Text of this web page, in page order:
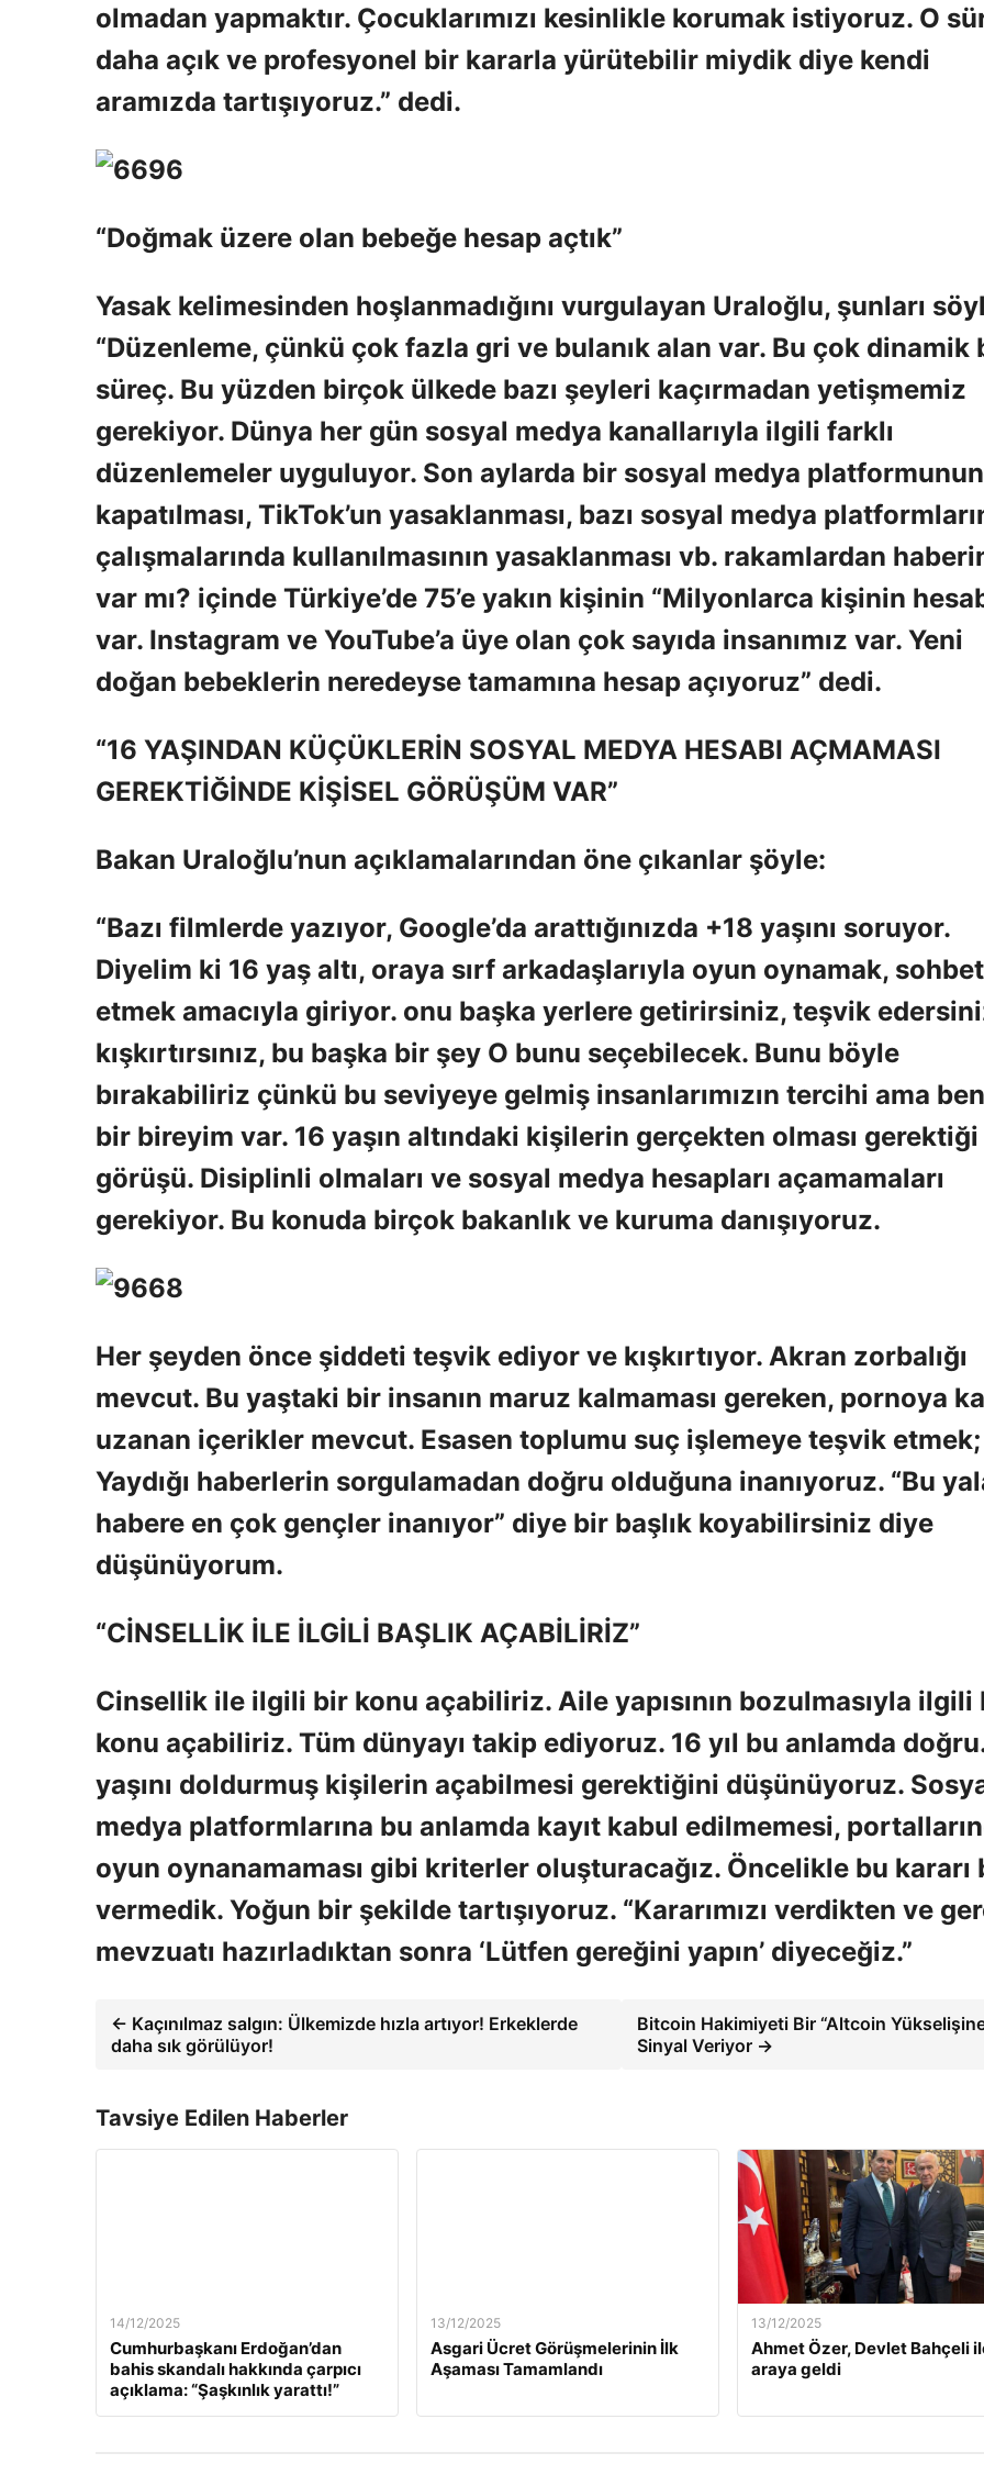
olmadan yapmaktır. Çocuklarımızı kesinlikle korumak istiyoruz. O
daha açık ve profesyonel bir kararla yürütebilir miydik diye kendi
aramızda tartışıyoruz.” dedi.
“Doğmak üzere olan bebeğe hesap açtık”
Yasak kelimesinden hoşlanmadığını vurgulayan Uraloğlu, şunları
“Düzenleme, çünkü çok fazla gri ve bulanık alan var. Bu çok dinamik
süreç. Bu yüzden birçok ülkede bazı şeyleri kaçırmadan yetişmemiz
gerekiyor. Dünya her gün sosyal medya kanallarıyla ilgili farklı
düzenlemeler uyguluyor. Son aylarda bir sosyal medya platformunun
kapatılması, TikTok’un yasaklanması, bazı sosyal medya
çalışmalarında kullanılmasının yasaklanması vb. rakamlardan
var mı? içinde Türkiye’de 75’e yakın kişinin “Milyonlarca kişinin
var. Instagram ve YouTube’a üye olan çok sayıda insanımız var. Yeni
doğan bebeklerin neredeyse tamamına hesap açıyoruz” dedi.
“16 YAŞINDAN KÜÇÜKLERİN SOSYAL MEDYA HESABI AÇMAMASI
GEREKTİĞİNDE KİŞİSEL GÖRÜŞÜM VAR”
Bakan Uraloğlu’nun açıklamalarından öne çıkanlar şöyle:
“Bazı filmlerde yazıyor, Google’da arattığınızda +18 yaşını soruyor.
Diyelim ki 16 yaş altı, oraya sırf arkadaşlarıyla oyun oynamak, sohbet
etmek amacıyla giriyor. onu başka yerlere getirirsiniz, teşvik
kışkırtırsınız, bu başka bir şey O bunu seçebilecek. Bunu böyle
bırakabiliriz çünkü bu seviyeye gelmiş insanlarımızın tercihi ama
bir bireyim var. 16 yaşın altındaki kişilerin gerçekten olması gerektiği
görüşü. Disiplinli olmaları ve sosyal medya hesapları açamamaları
gerekiyor. Bu konuda birçok bakanlık ve kuruma danışıyoruz.
Her şeyden önce şiddeti teşvik ediyor ve kışkırtıyor. Akran zorbalığı
mevcut. Bu yaştaki bir insanın maruz kalmaması gereken, pornoya
uzanan içerikler mevcut. Esasen toplumu suç işlemeye teşvik etmek;
Yaydığı haberlerin sorgulamadan doğru olduğuna inanıyoruz. “Bu
habere en çok gençler inanıyor” diye bir başlık koyabilirsiniz diye
düşünüyorum.
“CİNSELLİK İLE İLGİLİ BAŞLIK AÇABİLİRİZ”
Cinsellik ile ilgili bir konu açabiliriz. Aile yapısının bozulmasıyla ilgili
konu açabiliriz. Tüm dünyayı takip ediyoruz. 16 yıl bu anlamda
yaşını doldurmuş kişilerin açabilmesi gerektiğini düşünüyoruz.
medya platformlarına bu anlamda kayıt kabul edilmemesi,
oyun oynanamaması gibi kriterler oluşturacağız. Öncelikle bu kararı
vermedik. Yoğun bir şekilde tartışıyoruz. “Kararımızı verdikten ve
mevzuatı hazırladıktan sonra ‘Lütfen gereğini yapın’ diyeceğiz.”
← Kaçınılmaz salgın: Ülkemizde hızla artıyor! Erkeklerde
daha sık görülüyor!
Bitcoin Hakimiyeti Bir “Altcoin
Sinyal Veriyor →
Tavsiye Edilen Haberler
14/12/2025
Cumhurbaşkanı Erdoğan’dan
bahis skandalı hakkında çarpıcı
açıklama: “Şaşkınlık yarattı!”
13/12/2025
Asgari Ücret Görüşmelerinin İlk
Aşaması Tamamlandı
13/12/2025
Ahmet Özer, Devlet Bahçeli
araya geldi